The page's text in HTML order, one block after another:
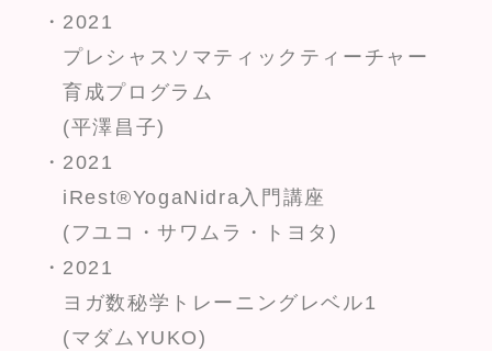
・2021
プレシャスソマティックティーチャー
育成プログラム
(平澤昌子)
・2021
iRest®YogaNidra入門講座
(フユコ・サワムラ・トヨタ)
・2021
ヨガ数秘学トレーニングレベル1
(マダムYUKO)